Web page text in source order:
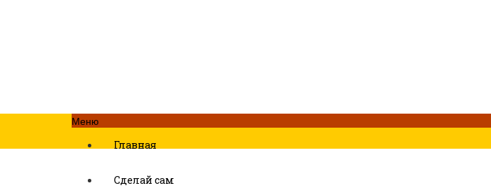
Меню
Главная
Сделай сам